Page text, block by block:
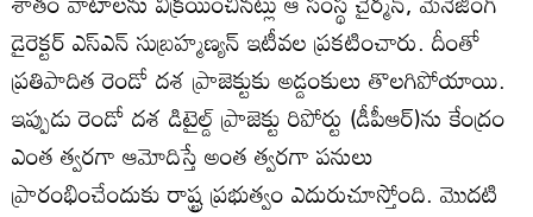
డైరెక్టర్‌ ఎస్‌ఎన్‌ సుబ్రహ్మణ్యన్‌ ఇటీవల ప్రకటించారు. దీంతో
ప్రతిపాదిత రెండో దశ ప్రాజెక్టుకు అడ్డంకులు తొలగిపోయాయి.
ఇప్పుడు రెండో దశ డిటైల్డ్‌ ప్రాజెక్టు రిపోర్టు (డీపీఆర్‌)ను కేంద్రం
ఎంత త్వరగా ఆమోదిస్తే అంత త్వరగా పనులు
ప్రారంభించేందుకు రాష్ట్ర ప్రభుత్వం ఎదురుచూస్తోంది. మొదటి